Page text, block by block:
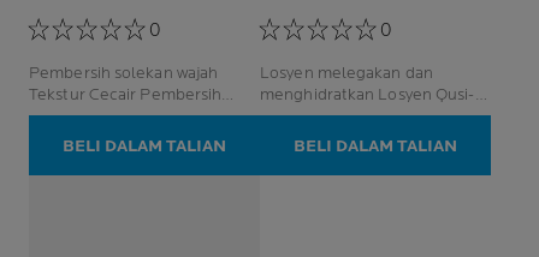
0
Pembersih solekan wajah
Tekstur Cecair Pembersih
Muka
BELI DALAM TALIAN
0
Losyen melegakan dan
menghidratkan Losyen Qusi-
Drug
BELI DALAM TALIAN